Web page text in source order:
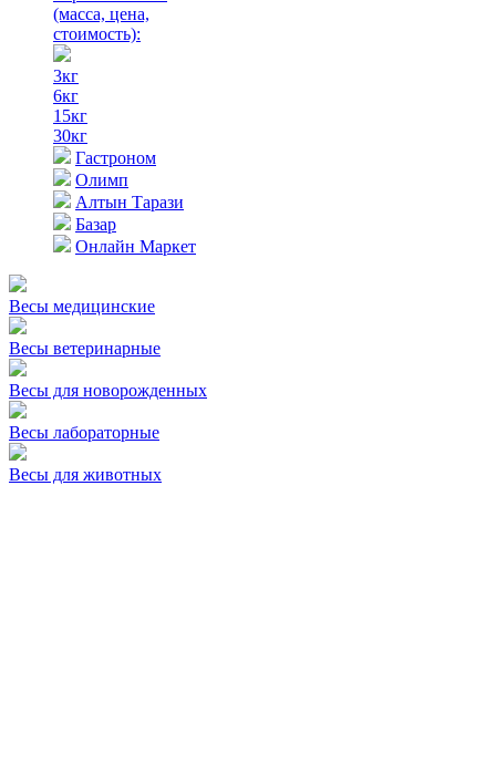
(масса, цена,
стоимость):
3кг
6кг
15кг
30кг
Гастроном
Олимп
Алтын Тарази
Базар
Онлайн Маркет
Весы медицинские
Весы ветеринарные
Весы для новорожденных
Весы лабораторные
Весы для животных